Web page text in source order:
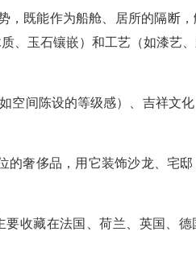
，既能作为船舱、居所的隔断
、玉石镶嵌）和工艺（如漆艺
空间陈设的等级感）、吉祥文
的奢侈品，用它装饰沙龙、宅
收藏在法国、荷兰、英国、